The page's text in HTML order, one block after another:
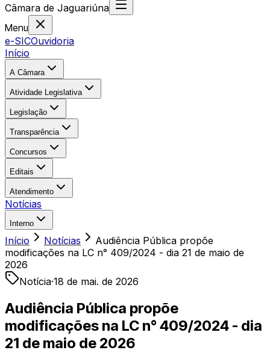
Câmara de Jaguariúna
Menu
e-SICOuvidoria
Início
A Câmara
Atividade Legislativa
Legislação
Transparência
Concursos
Editais
Atendimento
Notícias
Interno
Início Notícias
Audiência Pública propõe
modificações na LC n° 409/2024 - dia 21 de maio de
2026
Notícia·18 de mai. de 2026
Audiência Pública propõe
modificações na LC n° 409/2024 - dia
21 de maio de 2026